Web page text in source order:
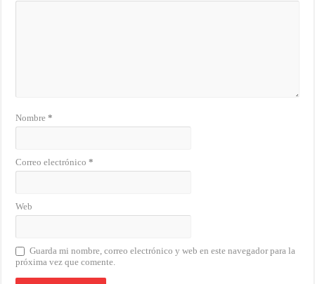
Nombre*
Correo electrónico*
Web
Guarda mi nombre, correo electrónico y web en este navegador para la
próxima vez que comente.